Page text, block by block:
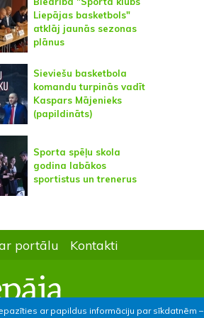
ar papildus informāciju par sīkdatnēm –
Liepājas basketbols"
atklāj jaunās sezonas
plānus
Sieviešu basketbola
komandu turpinās vadīt
Kaspars Mājenieks
(papildināts)
Sporta spēļu skola
godina labākos
sportistus un trenerus
portālu Kontakti